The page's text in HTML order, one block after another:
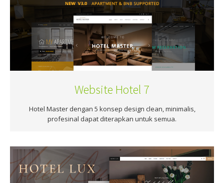
Website Hotel 7
Hotel Master dengan 5 konsep design clean, minimalis,
profesinal dapat diterapkan untuk semua.